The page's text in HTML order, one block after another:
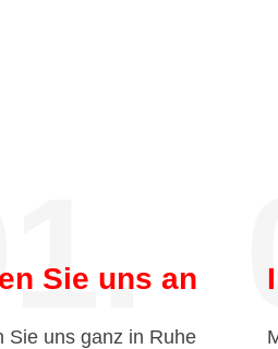
Sie uns an
Sie uns ganz in Ruhe